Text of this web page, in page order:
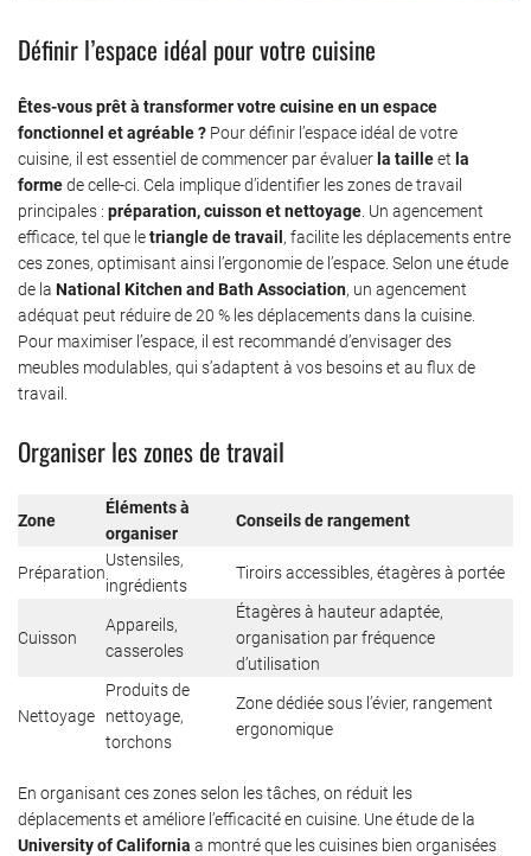
Définir l’espace idéal pour votre cuisine
Êtes-vous prêt à transformer votre cuisine en un espace
fonctionnel et agréable ? Pour définir l’espace idéal de votre
cuisine, il est essentiel de commencer par évaluer la tailleet la
formede celle-ci. Cela implique d’identifier les zones de travail
principales : préparation, cuisson et nettoyage . Un agencement
efficace, tel que letriangle de travail , facilite les déplacements entre
ces zones, optimisant ainsi l’ergonomie de l’espace. Selon une étude
de la National Kitchen and Bath Association, un agencement
adéquat peut réduire de 20 % les déplacements dans la cuisine.
Pour maximiser l’espace, il est recommandé d’envisager des
meubles modulables, qui s’adaptent à vos besoins et au flux de
travail.
Organiser les zones de travail
Zone
Éléments à
organiser
Conseils de rangement
Préparation
Ustensiles,
ingrédients
Tiroirs accessibles, étagères à portée
Cuisson
Appareils,
casseroles
Étagères à hauteur adaptée,
organisation par fréquence
d’utilisation
Nettoyage
Produits de
nettoyage,
torchons
Zone dédiée sous l’évier, rangement
ergonomique
En organisant ces zones selon les tâches, on réduit les
déplacements et améliore l’efficacité en cuisine. Une étude de la
University of California a montré que les cuisines bien organisées